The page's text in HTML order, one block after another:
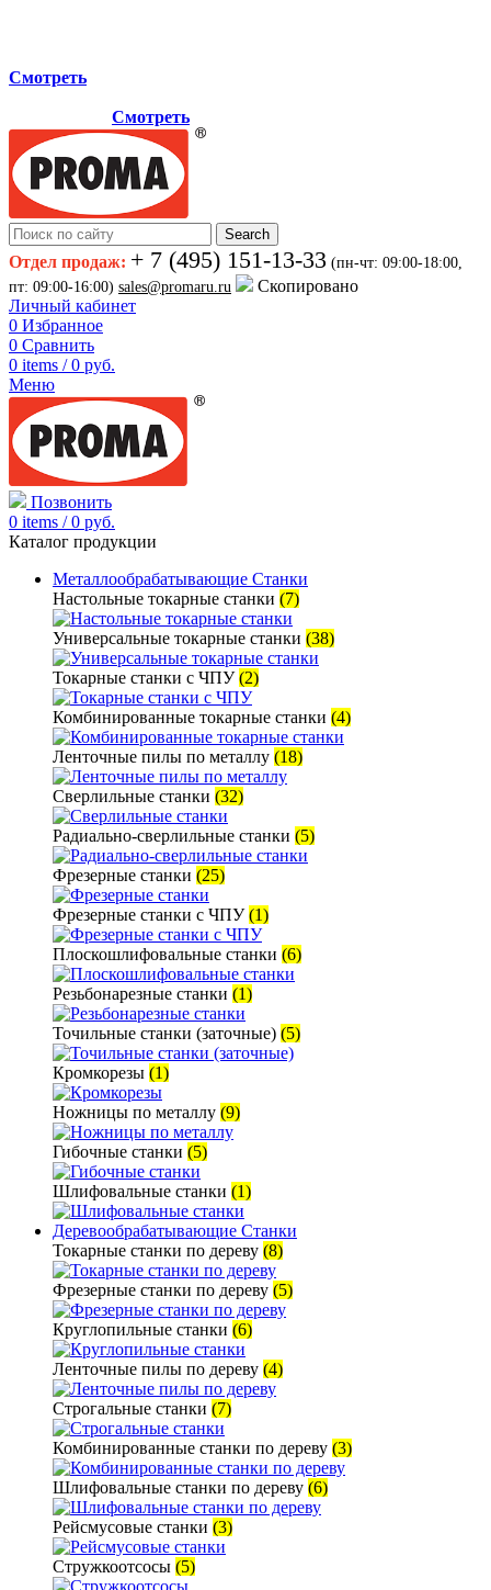
Смотреть
Смотреть
Search
Отдел продаж: + 7 (495) 151-13-33 (пн-чт: 09:00-18:00,
пт: 09:00-16:00) sales@promaru.ru
Скопировано
Личный кабинет
0 Избранное
0 Сравнить
0 items / 0 руб.
Меню
Позвонить
0 items / 0 руб.
Каталог продукции
Металлообрабатывающие Станки
Настольные токарные станки (7)
Универсальные токарные станки (38)
Токарные станки с ЧПУ(2)
Комбинированные токарные станки (4)
Ленточные пилы по металлу (18)
Сверлильные станки (32)
Радиально-сверлильные станки (5)
Фрезерные станки (25)
Фрезерные станки с ЧПУ(1)
Плоскошлифовальные станки (6)
Резьбонарезные станки (1)
Точильные станки (заточные) (5)
Кромкорезы (1)
Ножницы по металлу (9)
Гибочные станки (5)
Шлифовальные станки (1)
Деревообрабатывающие Станки
Токарные станки по дереву (8)
Фрезерные станки по дереву (5)
Круглопильные станки (6)
Ленточные пилы по дереву (4)
Строгальные станки (7)
Комбинированные станки по дереву (3)
Шлифовальные станки по дереву (6)
Рейсмусовые станки (3)
Стружкоотсосы (5)